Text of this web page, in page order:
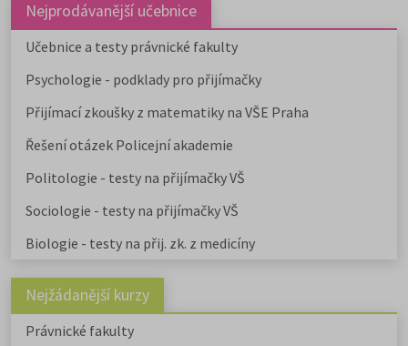
Nejprodávanější učebnice
Učebnice a testy právnické fakulty
Psychologie - podklady pro přijímačky
Přijímací zkoušky z matematiky na VŠE Praha
Řešení otázek Policejní akademie
Politologie - testy na přijímačky VŠ
Sociologie - testy na přijímačky VŠ
Biologie - testy na přij. zk. z medicíny
Nejžádanější kurzy
Právnické fakulty